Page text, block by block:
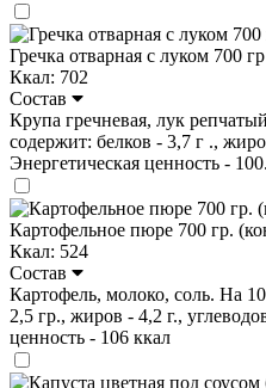
Гречка отварная с луком 700
Ккал: 702
Состав
Крупа гречневая, лук
содержит: белков - 3,7 г .,
Энергетическая ценность -
Картофельное пюре 700 гр.
Ккал: 524
Состав
Картофель, молоко, соль. На
2,5 гр., жиров - 4,2 г.,
ценность - 106 ккал